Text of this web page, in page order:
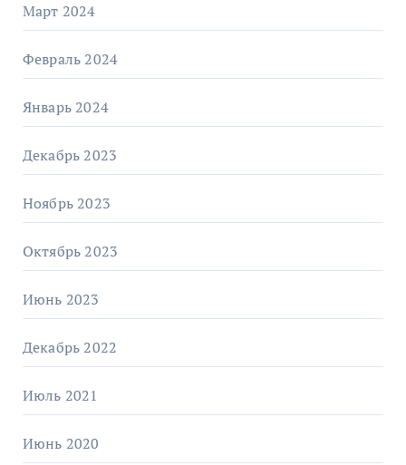
Март 2024
Февраль 2024
Январь 2024
Декабрь 2023
Ноябрь 2023
Октябрь 2023
Июнь 2023
Декабрь 2022
Июль 2021
Июнь 2020